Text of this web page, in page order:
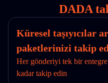
DADA
Küresel taşıyıcılar
paketlerinizi takip
Her gönderiyi tek bir entegre
kadar takip edin